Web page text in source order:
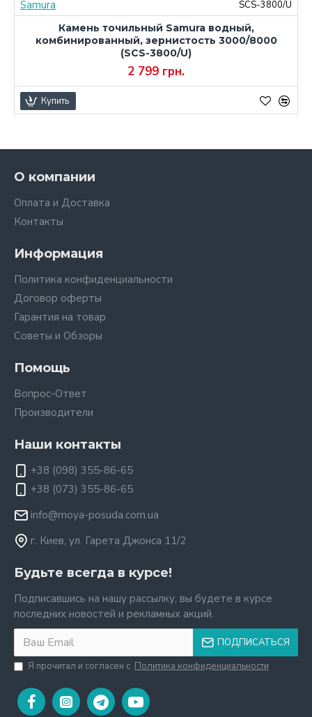
Samura
SCS-3800/U
Камень точильный Samura водный,
комбинированный, зернистость 3000/8000
(SCS-3800/U)
2 799 грн.
Купить
О компании
Оплата и Доставка
Контакты
Информация
Политика конфиденциальности
Договор оферты
Гарантия на товар
Советы и Обзоры
Помощь
Вопрос-Ответ
Производители
Наши контакты
+38 (098) 355-86-65
+38 (073) 355-86-65
info@moya-posuda.com.ua
г. Киев, ул. Гарета Джонса 11/2
Будьте всегда в курсе!
Подписавшись на нашу рассылку, вы будете в курсе
последних новостей и рекламных акций.
ПОДПИСАТЬСЯ
Я прочитал и согласен с Политика конфиденциальности